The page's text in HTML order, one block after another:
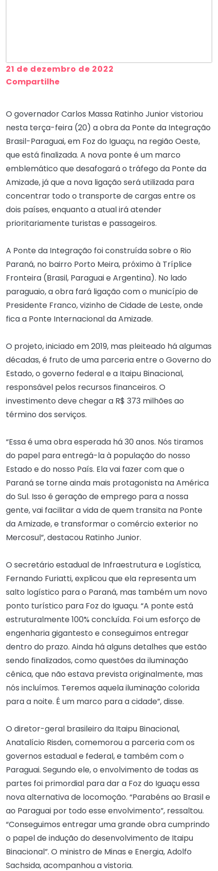
21 de dezembro de 2022
Compartilhe
O governador Carlos Massa Ratinho Junior vistoriou
nesta terça-feira (20) a obra da Ponte da Integração
Brasil-Paraguai, em Foz do Iguaçu, na região Oeste,
que está finalizada. A nova ponte é um marco
emblemático que desafogará o tráfego da Ponte da
Amizade, já que a nova ligação será utilizada para
concentrar todo o transporte de cargas entre os
dois países, enquanto a atual irá atender
prioritariamente turistas e passageiros.
A Ponte da Integração foi construída sobre o Rio
Paraná, no bairro Porto Meira, próximo à Tríplice
Fronteira (Brasil, Paraguai e Argentina). No lado
paraguaio, a obra fará ligação com o município de
Presidente Franco, vizinho de Cidade de Leste, onde
fica a Ponte Internacional da Amizade.
O projeto, iniciado em 2019, mas pleiteado há algumas
décadas, é fruto de uma parceria entre o Governo do
Estado, o governo federal e a Itaipu Binacional,
responsável pelos recursos financeiros. O
investimento deve chegar a R$ 373 milhões ao
término dos serviços.
“Essa é uma obra esperada há 30 anos. Nós tiramos
do papel para entregá-la à população do nosso
Estado e do nosso País. Ela vai fazer com que o
Paraná se torne ainda mais protagonista na América
do Sul. Isso é geração de emprego para a nossa
gente, vai facilitar a vida de quem transita na Ponte
da Amizade, e transformar o comércio exterior no
Mercosul”, destacou Ratinho Junior.
O secretário estadual de Infraestrutura e Logística,
Fernando Furiatti, explicou que ela representa um
salto logístico para o Paraná, mas também um novo
ponto turístico para Foz do Iguaçu. “A ponte está
estruturalmente 100% concluída. Foi um esforço de
engenharia gigantesto e conseguimos entregar
dentro do prazo. Ainda há alguns detalhes que estão
sendo finalizados, como questões da iluminação
cênica, que não estava prevista originalmente, mas
nós incluímos. Teremos aquela iluminação colorida
para a noite. É um marco para a cidade”, disse.
O diretor-geral brasileiro da Itaipu Binacional,
Anatalício Risden, comemorou a parceria com os
governos estadual e federal, e também com o
Paraguai. Segundo ele, o envolvimento de todas as
partes foi primordial para dar a Foz do Iguaçu essa
nova alternativa de locomoção. “Parabéns ao Brasil e
ao Paraguai por todo esse envolvimento”, ressaltou.
“Conseguimos entregar uma grande obra cumprindo
o papel de indução do desenvolvimento de Itaipu
Binacional”. O ministro de Minas e Energia, Adolfo
Sachsida, acompanhou a vistoria.